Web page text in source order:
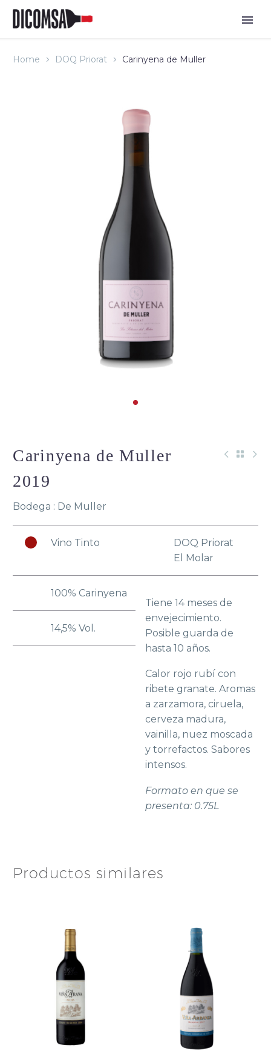
Home DOQ Priorat Carinyena de Muller
Carinyena de Muller
2019
Bodega : De Muller
Vino Tinto
DOQ Priorat
El Molar
100% Carinyena
14,5% Vol.
Tiene 14 meses de
envejecimiento.
Posible guarda de
hasta 10 años.
Calor rojo rubí con
ribete granate. Aromas
a zarzamora, ciruela,
cerveza madura,
vainilla, nuez moscada
y torrefactos. Sabores
intensos.
Formato en que se
presenta: 0.75L
Productos similares